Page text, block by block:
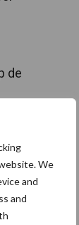
We
and
and
de